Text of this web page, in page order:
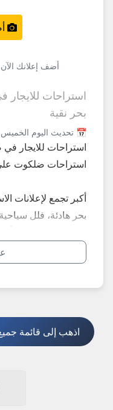
أضف إعلان جديد
أضف إعلانك
بحر نقية
📅 تحديث اليوم الخميس بتاريخ
استراحات ضلكوت
أكبر تجمع لإعلانات
بحر هادئة، فلل
**أبرز المميزات
**نصائح مهمة عند
اذهب إلى قائمة